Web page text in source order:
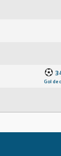
Gol de